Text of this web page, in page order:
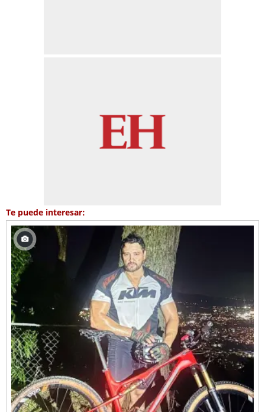
Te puede interesar: